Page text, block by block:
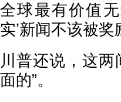
全球最有价值
实’新闻不该被
川普还说，这
面的”。